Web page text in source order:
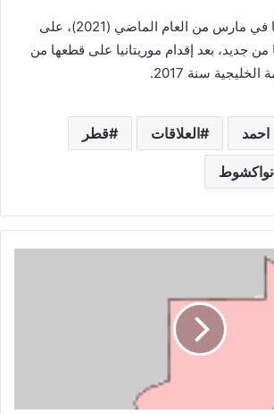
وكان البلدان قد اتفقا في مارس من العام الماضي (2021)، على
من جديد، بعد إقدام موريتانيا على قطعها من
سنة 2017.
العلاقات قطر
نواكشوط